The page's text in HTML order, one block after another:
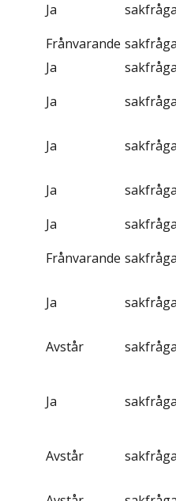
Ja
Frånvarande
Ja
Ja
Ja
Ja
Ja
Frånvarande
Ja
Avstår
Ja
Avstår